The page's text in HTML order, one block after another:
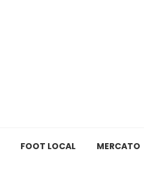
FOOT LOCAL MERCATO